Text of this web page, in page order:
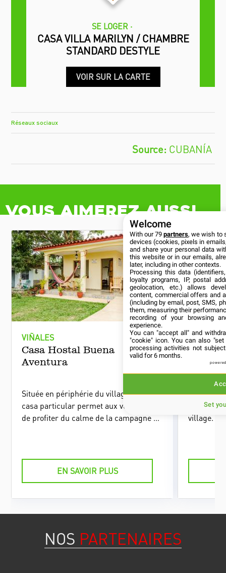
CASA VILLA MARILYN / CHAMBRE
STANDARD DESTYLE
SE LOGER
VOIR SUR LA CARTE
Réseaux sociaux
CUBANÍA
Vous aimerez aussi
VIÑALES
Casa Hostal Buena
Aventura
Située en périphérie du village, la petite
casa particular permet aux voyageurs
de profiter du calme de la campagne et
EN SAVOIR PLUS
VIÑALES
Hôtel
Central
L'hôtel
hôtel de
village. Il
NOS PARTENAIRES
Welcome
With our 79partners, we wish to
devices (cookies, pixels in
and share your personal data
this website or in our emails,
later, including in other contexts.
Processing this data
loyalty programs, IP, postal
geolocation, etc.) allows
content, commercial offers and
(including by email, post, SMS,
them, measuring their
recording of your browsing
experience.
You can "accept all" and
"cookie" icon. You can also
processing activities not
valid for 6 months.
Set